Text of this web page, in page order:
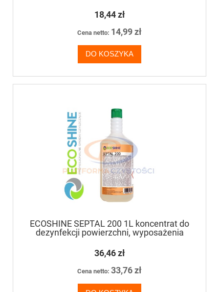
18,44 zł
Cena netto: 14,99 zł
DO KOSZYKA
ECOSHINE SEPTAL 200 1L koncentrat do
dezynfekcji powierzchni, wyposażenia
36,46 zł
Cena netto: 33,76 zł